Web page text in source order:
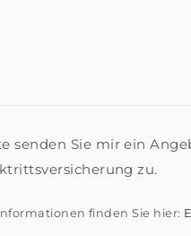
senden Sie mir ein
zu.
finden Sie hier: